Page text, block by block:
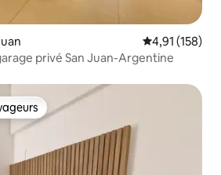
Évaluation
4,91 (158)
privé San Juan-Argentine
les plus appréciés